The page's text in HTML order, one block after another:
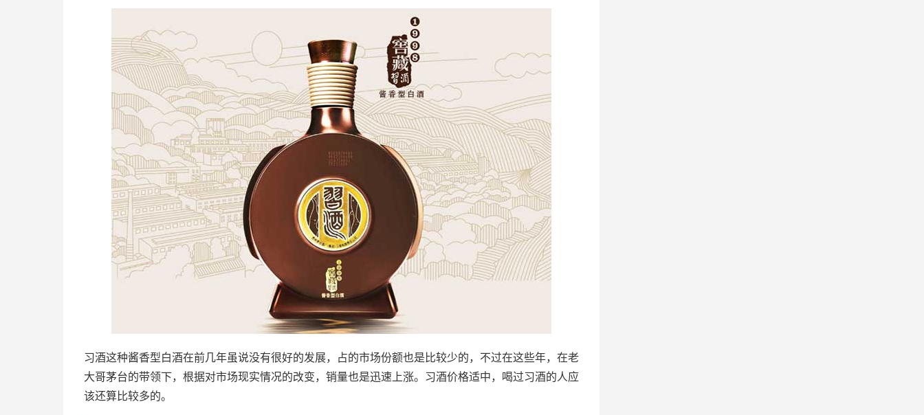
习酒这种酱香型白酒在前几年虽说没有很好的发展，占的市场份额也是比较少的，不过在这些年，在老
大哥茅台的带领下，根据对市场现实情况的改变，销量也是迅速上涨。习酒价格适中，喝过习酒的人应
该还算比较多的。